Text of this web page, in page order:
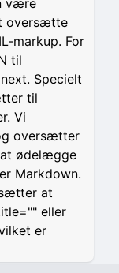
være
oversætte
markup. For
til
Specielt
til
Vi
oversætter
at ødelægge
Markdown.
at
eller
er